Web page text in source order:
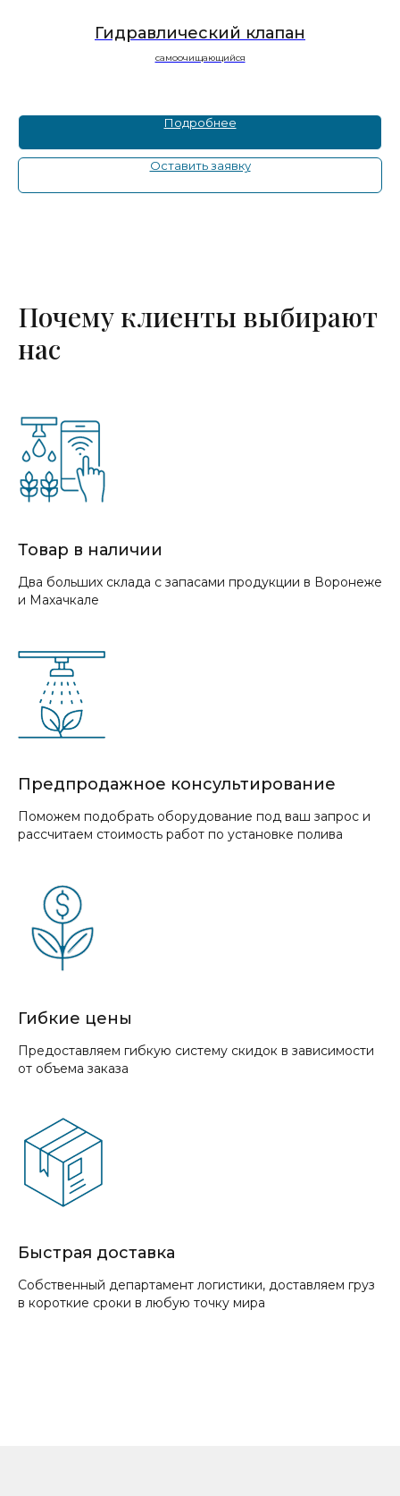
Гидравлический клапан
самоочищающийся
Подробнее
Оставить заявку
Почему клиенты выбирают
нас
Товар в наличии
Два больших склада с запасами продукции в Воронеже
и Махачкале
Предпродажное консультирование
Поможем подобрать оборудование под ваш запрос и
рассчитаем стоимость работ по установке полива
Гибкие цены
Предоставляем гибкую систему скидок в зависимости
от объема заказа
Быстрая доставка
Собственный департамент логистики, доставляем груз
в короткие сроки в любую точку мира